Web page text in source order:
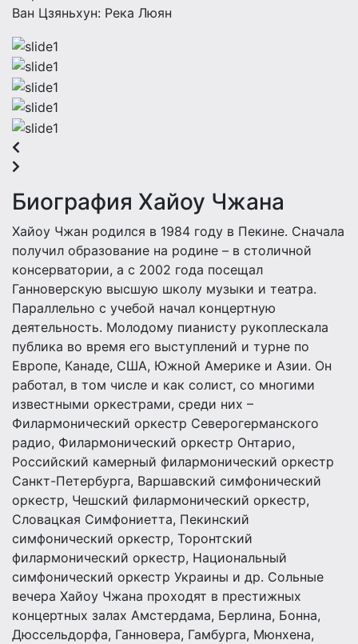
Ван Цзяньхун: Река Люян
Биография Хайоу Чжана
Хайоу Чжан родился в 1984 году в Пекине. Сначала
получил образование на родине – в столичной
консерватории, a с 2002 года посещал
Ганноверскую высшую школу музыки и театра.
Параллельно с учебой начал концертную
деятельность. Молодому пианисту рукоплескала
публика во время его выступлений и турне по
Европе, Канаде, США, Южной Америке и Азии. Он
работал, в том числе и как солист, со многими
известными оркестрами, среди них –
Филармонический оркестр Северогерманского
радио, Филармонический оркестр Онтарио,
Российский камерный филармонический оркестр
Санкт-Петербурга, Варшавский симфонический
оркестр, Чешский филармонический оркестр,
Словацкая Симфониетта, Пекинский
симфонический оркестр, Торонтский
филармонический оркестр, Национальный
симфонический оркестр Украины и др. Сольные
вечера Хайоу Чжанa проходят в престижных
концертных залах Амстердама, Берлина, Бонна,
Дюссельдорфа, Ганновера, Гамбурга, Мюнхена,